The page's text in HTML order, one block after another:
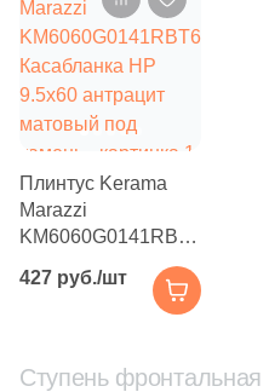
Navarti (114)
Neodom (349)
New Tiles (39
New Trend (215)
Nice Ker (36)
NovaBell (26
84)
NuovoCorso (
Плинтус Kerama
Marazzi
KM6060G0141RBT6
9.5x60 антрацит
427 руб./шт
Ступень фронтальная